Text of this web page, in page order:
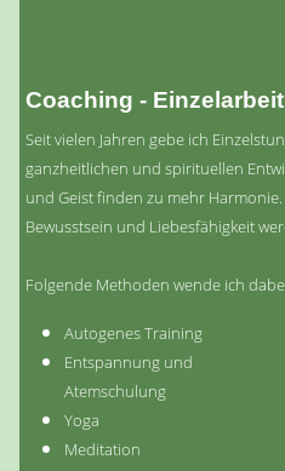
Coaching -
Seit vielen Jahren gebe ich
ganzheitlichen und spirituellen
und Geist finden zu mehr
Bewusstsein und Liebesfähigkeit
Folgende Methoden wende ich
Autogenes
Entspannung und
Yoga